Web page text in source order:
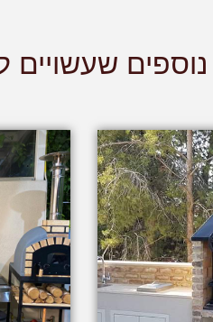
שעשויים